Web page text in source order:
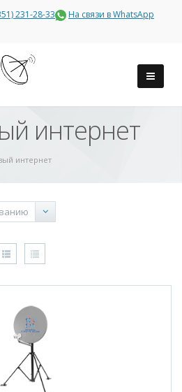
231-28-33
На связи в WhatsApp
интернет
интернет